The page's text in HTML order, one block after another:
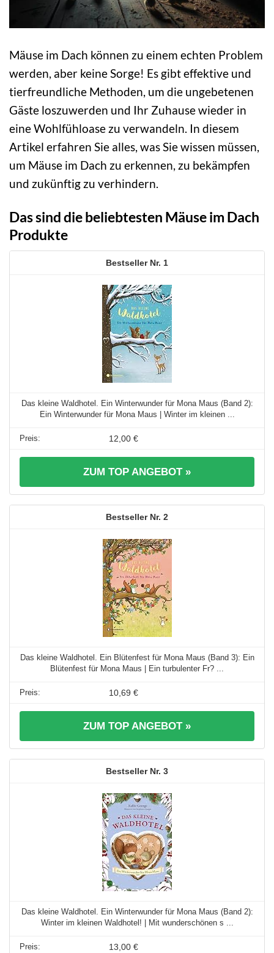
Mäuse im Dach können zu einem echten Problem
werden, aber keine Sorge! Es gibt effektive und
tierfreundliche Methoden, um die ungebetenen
Gäste loszuwerden und Ihr Zuhause wieder in
eine Wohlfühloase zu verwandeln. In diesem
Artikel erfahren Sie alles, was Sie wissen müssen,
um Mäuse im Dach zu erkennen, zu bekämpfen
und zukünftig zu verhindern.
Das sind die beliebtesten Mäuse im Dach
Produkte
1
Das kleine Waldhotel. Ein Winterwunder für Mona Maus (Band 2):
Ein Winterwunder für Mona Maus | Winter im kleinen ...
12,00 €
ZUM TOP ANGEBOT »
2
Das kleine Waldhotel. Ein Blütenfest für Mona Maus (Band 3): Ein
Blütenfest für Mona Maus | Ein turbulenter Fr? ...
10,69 €
ZUM TOP ANGEBOT »
3
Das kleine Waldhotel. Ein Winterwunder für Mona Maus (Band 2):
Winter im kleinen Waldhotel! | Mit wunderschönen s ...
13,00 €